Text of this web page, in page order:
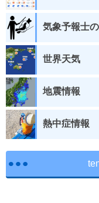
気象予報士
世界天気
地震情報
熱中症情報